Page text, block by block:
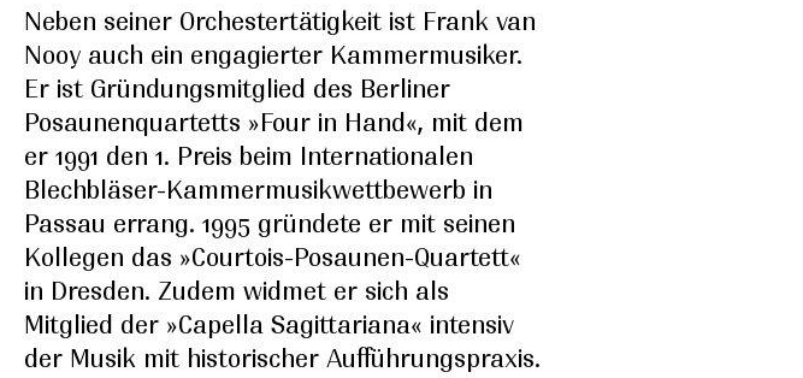
Neben seiner Orchestertätigkeit ist Frank van
Nooy auch ein engagierter Kammermusiker.
Er ist Gründungsmitglied des Berliner
Posaunenquartetts »Four in Hand«, mit dem
er 1991 den 1. Preis beim Internationalen
Blechbläser-Kammermusikwettbewerb in
Passau errang. 1995 gründete er mit seinen
Kollegen das »Courtois-Posaunen-Quartett«
in Dresden. Zudem widmet er sich als
Mitglied der »Capella Sagittariana« intensiv
der Musik mit historischer Aufführungspraxis.